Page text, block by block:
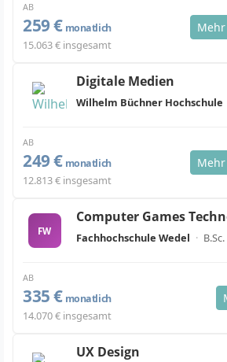
AB
259 € monatlich
15.063 € insgesamt
Digitale Medien
Wilhelm Büchner Hochschule
AB
249 € monatlich
12.813 € insgesamt
FW
Computer Games
Fachhochschule Wedel · B.Sc.
AB
335 € monatlich
14.070 € insgesamt
UX Design